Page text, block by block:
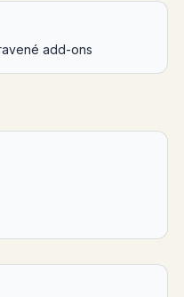
add-ons